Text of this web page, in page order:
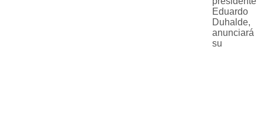
Eduardo
Duhalde,
anunciará
su